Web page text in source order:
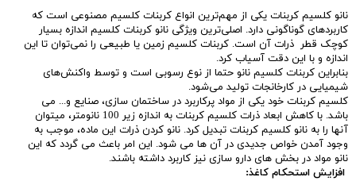
نانو کلسیم کربنات یکی از مهم‌ترین انواع کربنات کلسیم مصنوعی است که
کاربردهای گوناگونی دارد. اصلی‌ترین ویژگی نانو کربنات کلسیم اندازه بسیار
کوچک قطر ذرات آن است. کربنات کلسیم زمین یا طبیعی را نمی‌توان تا این
اندازه و با این دقت آسیاب کرد.
بنابراین کربنات کلسیم نانو حتما از نوع رسوبی است و توسط واکنش‌های
شیمیایی در کارخانجات تولید می‌شود.
کلسیم کربنات خود یکی از مواد پرکاربرد در ساختمان سازی، صنایع و... می
باشد. با کاهش ابعاد ذرات کلسیم کربنات به اندازه زیر 100 نانومتر، میتوان
آنها را به نانو کلسیم کربنات تبدیل کرد. نانو کردن ذرات این ماده، موجب به
وجود آمدن خواص جدیدی در آن ها می شود. این امر باعث می گردد که این
نانو مواد در بخش های دارو سازی نیز کاربرد داشته باشند.
افزایش استحکام کاغذ: